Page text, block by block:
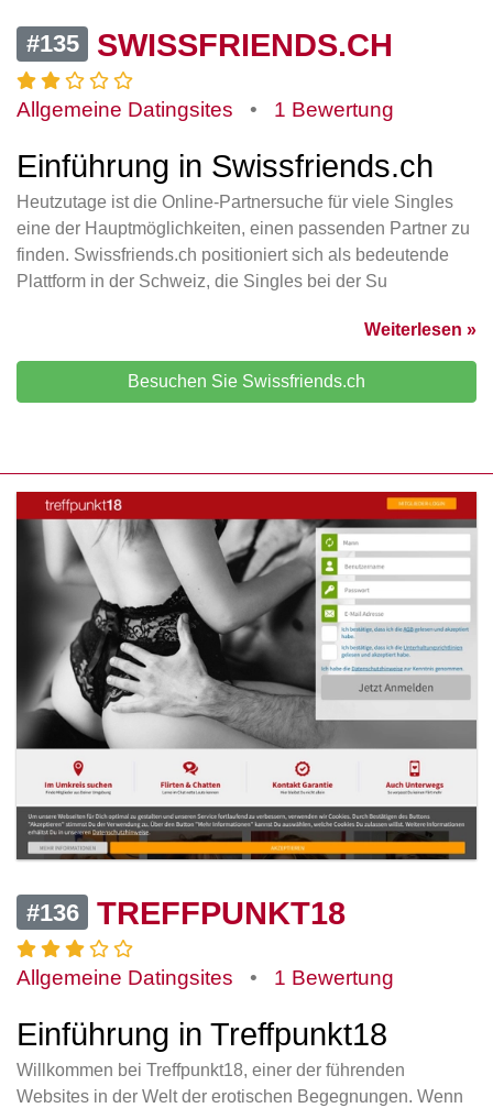
#135 SWISSFRIENDS.CH
Allgemeine Datingsites • 1 Bewertung
Einführung in Swissfriends.ch
Heutzutage ist die Online-Partnersuche für viele Singles
eine der Hauptmöglichkeiten, einen passenden Partner zu
finden. Swissfriends.ch positioniert sich als bedeutende
Plattform in der Schweiz, die Singles bei der Su
Weiterlesen »
Besuchen Sie Swissfriends.ch
#136 TREFFPUNKT18
Allgemeine Datingsites • 1 Bewertung
Einführung in Treffpunkt18
Willkommen bei Treffpunkt18, einer der führenden
Websites in der Welt der erotischen Begegnungen. Wenn